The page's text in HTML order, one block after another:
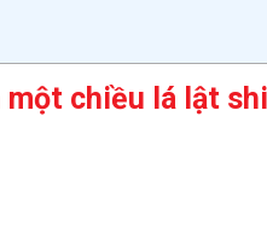
chiều lá lật